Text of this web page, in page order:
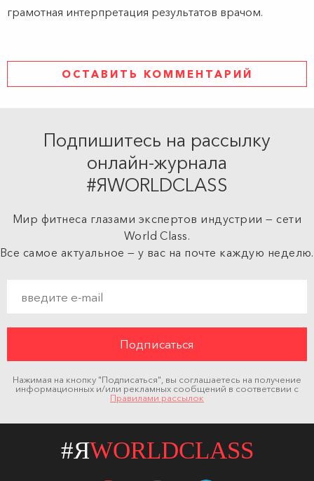
грамотная интерпретация результатов врачом.
ОСТАВИТЬ КОММЕНТАРИЙ
Подпишитесь на рассылку
онлайн-журнала
#ЯWORLDCLASS
Мир фитнеса глазами экспертов индустрии — сети
World Class.
Все самое актуальное — у вас на почте каждую неделю.
Нажимая на кнопку "Подписаться", вы соглашаетесь на получение
информационных и/или рекламных сообщений в соответсвии с
Правилами рассылок
#ЯWORLDCLASS